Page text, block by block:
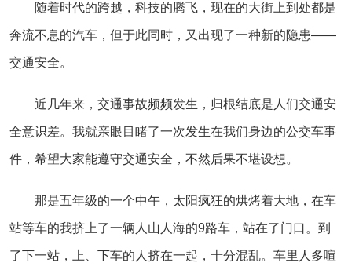
随着时代的跨越，科技的腾飞，现在的大街上到处都是
奔流不息的汽车，但于此同时，又出现了一种新的隐患——
交通安全。
近几年来，交通事故频频发生，归根结底是人们交通安
全意识差。我就亲眼目睹了一次发生在我们身边的公交车事
件，希望大家能遵守交通安全，不然后果不堪设想。
那是五年级的一个中午，太阳疯狂的烘烤着大地，在车
站等车的我挤上了一辆人山人海的9路车，站在了门口。到
了下一站，上、下车的人挤在一起，十分混乱。车里人多喧